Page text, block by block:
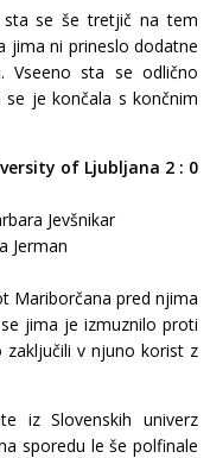
se še tretjič na tem
jima ni prineslo dodatne
Vseeno sta se odlično
je končala s končnim
of Ljubljana 2 : 0
Jevšnikar
Mariborčana pred njima
jima je izmuznilo proti
v njuno korist z
iz Slovenskih univerz
sporedu le še polfinale